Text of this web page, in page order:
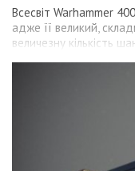
Всесвіт Warhammer
адже її великий,
величезну кількість